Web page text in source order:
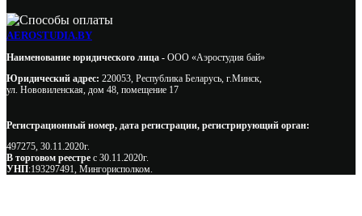
AEROSTUDIA.BY
Наименование юридического лица - ООО «Аэростудия бай»
Юридический адрес: 220053, Республика Беларусь, г.Минск,
ул. Нововиленская, дом 48, помещение 17
Регистрационный номер, дата регистрации, регистрирующий орган:
497275, 30.11.2020г.
В торговом реестре с 30.11.2020г.
УНП:193297491, Мингорисполком.